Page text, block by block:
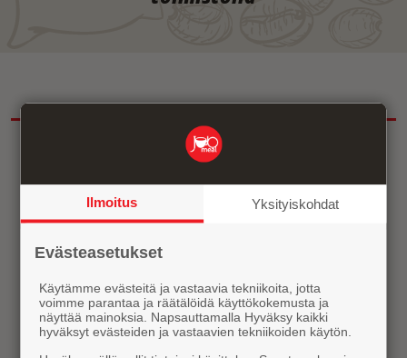
2 354 381
Kahvikuppia juotu tänä vuonna
Tutustu kahviautomaatteihin
Ilmoitus Yksityiskohdat
Evästeasetukset
Käytämme evästeitä ja vastaavia tekniikoita, jotta
voimme parantaa ja räätälöidä käyttökokemusta ja
näyttää mainoksia. Napsauttamalla Hyväksy kaikki
hyväksyt evästeiden ja vastaavien tekniikoiden käytön.